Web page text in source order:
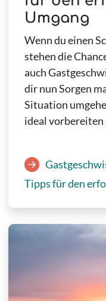
Umgang
Wenn du einen
stehen die
auch
dir nun Sorgen
Situation
ideal vorbereiten
Tipps für den